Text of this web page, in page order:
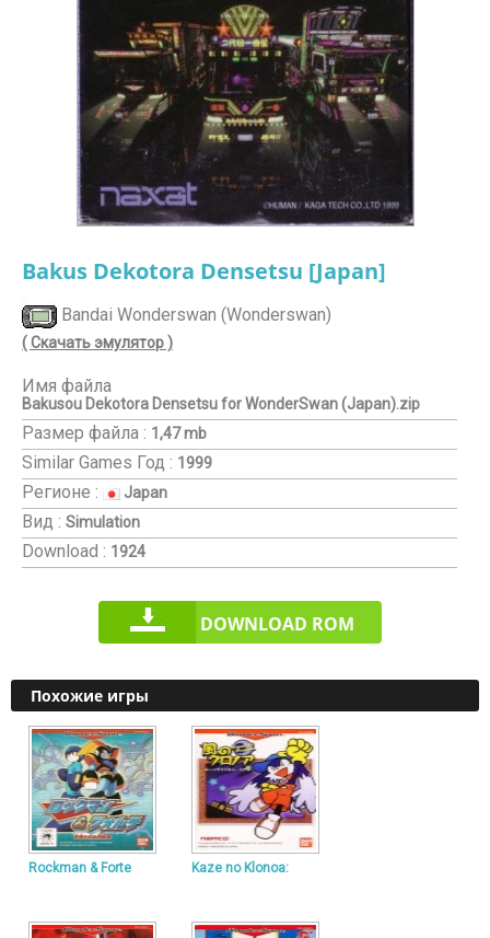
Bakus Dekotora Densetsu [Japan]
Bandai Wonderswan (Wonderswan)
( Скачать эмулятор )
Имя файла
Bakusou Dekotora Densetsu for WonderSwan (Japan).zip
Размер файла : 1,47 mb
Similar Games Год : 1999
Регионе : Japan
Вид : Simulation
Download : 1924
DOWNLOAD ROM
Похожие игры
Rockman & Forte Kaze no Klonoa: